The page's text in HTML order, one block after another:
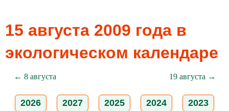
15 августа 2009 года в
экологическом календаре
← 8 августа 19 августа →
2026 2027 2025 2024 2023